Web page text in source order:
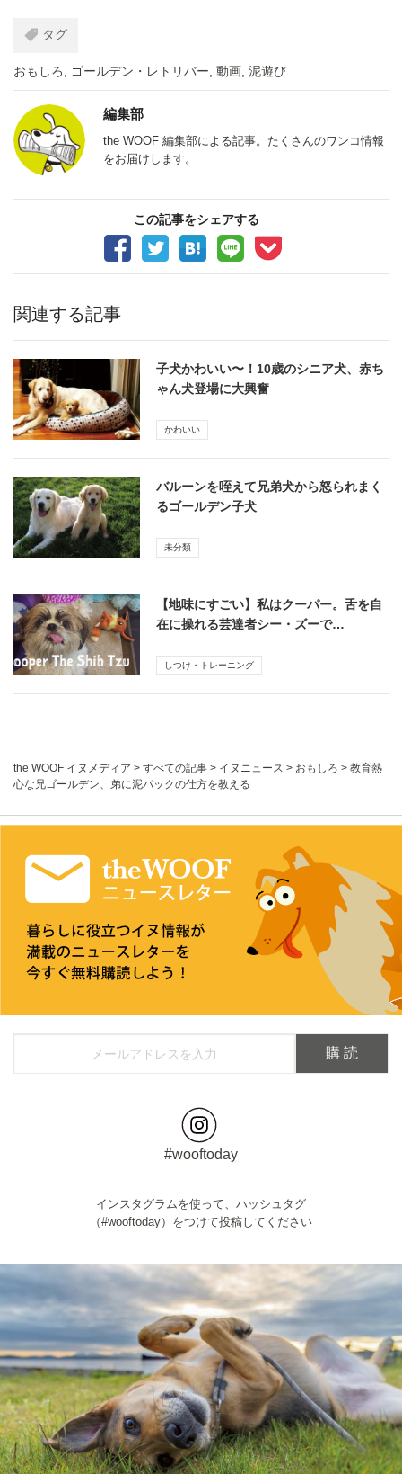
タグ
おもしろ, ゴールデン・レトリバー, 動画, 泥遊び
編集部
the WOOF 編集部による記事。たくさんのワンコ情報
をお届けします。
この記事をシェアする
関連する記事
子犬かわいい〜！10歳のシニア犬、赤ち
ゃん犬登場に大興奮
かわいい
バルーンを咥えて兄弟犬から怒られまく
るゴールデン子犬
未分類
【地味にすごい】私はクーパー。舌を自
在に操れる芸達者シー・ズーで…
しつけ・トレーニング
the WOOF イヌメディア > すべての記事 > イヌニュース > おもしろ > 教育熱
心な兄ゴールデン、弟に泥パックの仕方を教える
#wooftoday
インスタグラムを使って、ハッシュタグ
（#wooftoday）をつけて投稿してください